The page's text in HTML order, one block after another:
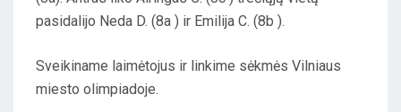
O
pasidalijo Neda D. (8a ) ir Emilija C. (8b ).
Sveikiname laimėtojus ir linkime sėkmės Vilniaus
miesto olimpiadoje.